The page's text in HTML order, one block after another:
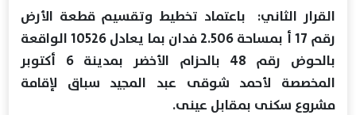
القرار الثاني: باعتماد تخطيط وتقسيم قطعة الأرض
رقم 17 أ بمساحة 2.506 فدان بما يعادل 10526 الواقعة
بالحوض رقم 48 بالحزام الأخضر بمدينة 6 أكتوبر
المخصصة لأحمد شوقى عبد المجيد سباق لإقامة
مشروع سكنى بمقابل عينى.